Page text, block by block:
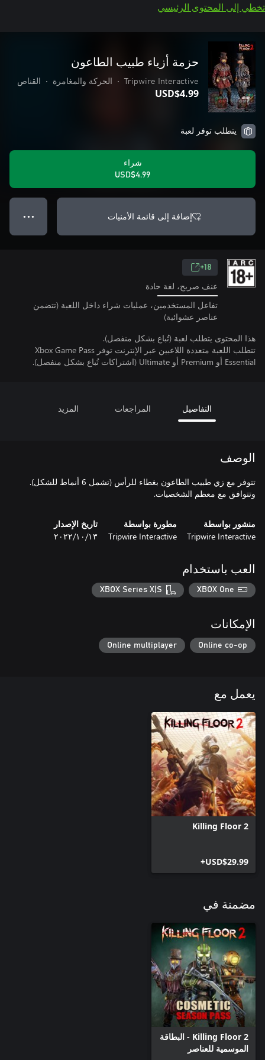
تخطي إلى المحتوى الرئيسي
حزمة أزياء طبيب الطاعون
Tripwire Interactive
• الحركة والمغامرة • القناص
USD$4.99
يتطلب توفر لعبة
شراء
USD$4.99
إضافة إلى قائمة الأمنيات ● ● ●
18+
عنف صريح، لغة حادة
تفاعل المستخدمين، عمليات شراء داخل اللعبة (تتضمن
عناصر عشوائية)
هذا المحتوى يتطلب لعبة (تُباع بشكل منفصل).
تتطلب اللعبة متعددة اللاعبين عبر الإنترنت توفر Xbox Game Pass
Essential أو Premium أو Ultimate (اشتراكات تُباع بشكل منفصل).
التفاصيل المراجعات المزيد
الوصف
تتوفر مع زي طبيب الطاعون بغطاء للرأس (تشمل 6 أنماط للشكل).
وتتوافق مع معظم الشخصيات.
منشور بواسطة
Tripwire Interactive
مطورة بواسطة
Tripwire Interactive
تاريخ الإصدار
١٣‏/١٠‏/٢٠٢٢
العب باستخدام
XBOX One
XBOX Series X|S
الإمكانات
Online co-op
Online multiplayer
يعمل مع
Killing Floor 2
USD$29.99+
مضمنة في
Killing Floor 2 - البطاقة
الموسمية للعناصر